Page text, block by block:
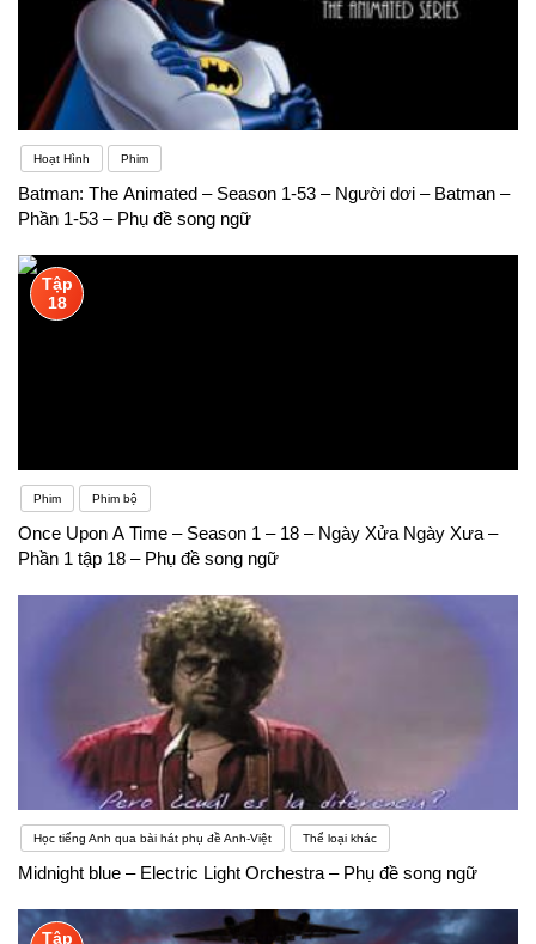
Hoạt Hình Phim
Batman: The Animated – Season 1-53 – Người dơi – Batman –
Phần 1-53 – Phụ đề song ngữ
Tập
18
Phim Phim bộ
Once Upon A Time – Season 1 – 18 – Ngày Xửa Ngày Xưa –
Phần 1 tập 18 – Phụ đề song ngữ
Học tiếng Anh qua bài hát phụ đề Anh-Việt Thể loại khác
Midnight blue – Electric Light Orchestra – Phụ đề song ngữ
Tập